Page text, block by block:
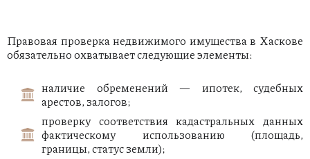
Правовая проверка недвижимого имущества в Хаскове
обязательно охватывает следующие элементы:
наличие обременений — ипотек, судебных
арестов, залогов;
проверку соответствия кадастральных данных
фактическому использованию (площадь,
границы, статус земли);